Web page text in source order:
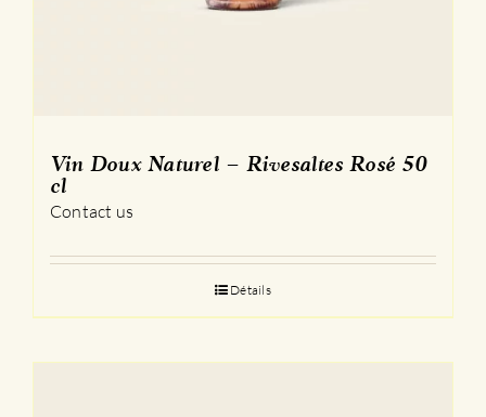
Vin Doux Naturel – Rivesaltes Rosé 50
cl
Contact us
Détails